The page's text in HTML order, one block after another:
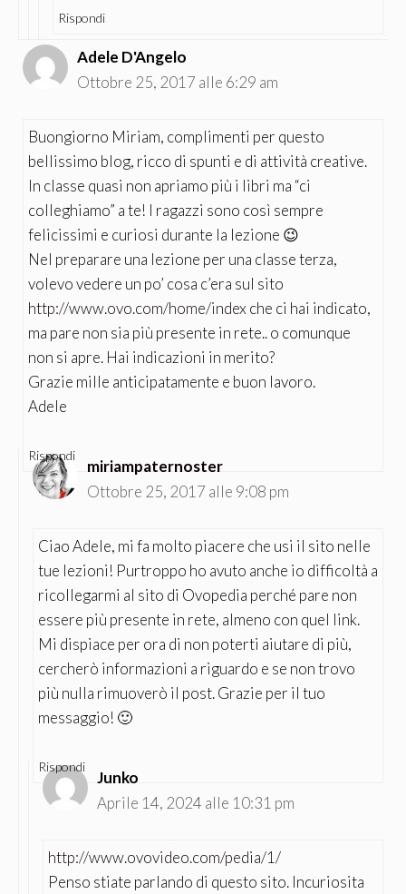
Rispondi
Adele D'Angelo
Ottobre 25, 2017 alle 6:29 am
Buongiorno Miriam, complimenti per questo
bellissimo blog, ricco di spunti e di attività creative.
In classe quasi non apriamo più i libri ma “ci
colleghiamo” a te! I ragazzi sono così sempre
felicissimi e curiosi durante la lezione 😉
Nel preparare una lezione per una classe terza,
volevo vedere un po’ cosa c’era sul sito
http://www.ovo.com/home/indexche ci hai indicato,
ma pare non sia più presente in rete.. o comunque
non si apre. Hai indicazioni in merito?
Grazie mille anticipatamente e buon lavoro.
Adele
Rispondi
miriampaternoster
Ottobre 25, 2017 alle 9:08 pm
Ciao Adele, mi fa molto piacere che usi il sito nelle
tue lezioni! Purtroppo ho avuto anche io difficoltà a
ricollegarmi al sito di Ovopedia perché pare non
essere più presente in rete, almeno con quel link.
Mi dispiace per ora di non poterti aiutare di più,
cercherò informazioni a riguardo e se non trovo
più nulla rimuoverò il post. Grazie per il tuo
messaggio! 🙂
Rispondi
Junko
Aprile 14, 2024 alle 10:31 pm
http://www.ovovideo.com/pedia/1/
Penso stiate parlando di questo sito. Incuriosita